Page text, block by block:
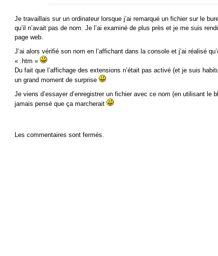
Je travaillais sur un ordinateur lorsque j’ai remarqué un fichier sur le
qu’il n’avait pas de nom. Je l’ai examiné de plus près et je me suis
page web.
J’ai alors vérifié son nom en l’affichant dans la console et j’ai réalisé
« .htm »
Du fait que l’affichage des extensions n’était pas activé (et je suis
un grand moment de surprise
Je viens d’essayer d’enregistrer un fichier avec ce nom (en utilisant le
jamais pensé que ça marcherait
Les commentaires sont fermés.